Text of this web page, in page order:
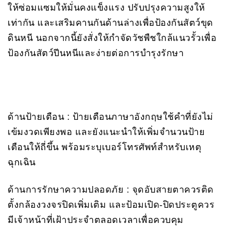
ให้ซ่อมแซมให้มั่นคงแข็งแรง ปรับปรุงความสูงให้
เท่ากัน และเสริมคานกันด้านล่างเพื่อป้องกันสัตว์ขุด
ดินหนี นอกจากนี้ยังสั่งให้กำจัดวัชพืชใกล้แนวรั้วเพื่อ
ป้องกันสัตว์ปีนหนีและง่ายต่อการบำรุงรักษา
ด้านป้ายเตือน : ป้ายเตือนภาษาอังกฤษใช้คำที่ยังไม่
เข้มงวดเพียงพอ และยังแนะนำให้เพิ่มจำนวนป้าย
เตือนให้ถี่ขึ้น พร้อมระบุเบอร์โทรศัพท์สำหรับเหตุ
ฉุกเฉิน
ด้านการรักษาความปลอดภัย : จุดอับสายตาควรติด
ตั้งกล้องวงจรปิดเพิ่มเติม และป้อมเปิด-ปิดประตูควร
มีเจ้าหน้าที่เฝ้าประจำตลอดเวลาเพื่อควบคุม